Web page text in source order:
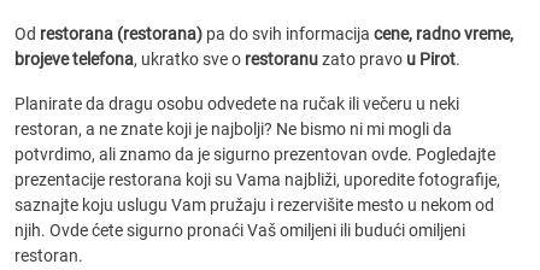
Od restorana (restorana) pa do svih informacija cene, radno vreme,
brojeve telefona, ukratko sve o restoranuzato pravo u Pirot.
Planirate da dragu osobu odvedete na ručak ili večeru u neki
restoran, a ne znate koji je najbolji? Ne bismo ni mi mogli da
potvrdimo, ali znamo da je sigurno prezentovan ovde. Pogledajte
prezentacije restorana koji su Vama najbliži, uporedite fotografije,
saznajte koju uslugu Vam pružaju i rezervišite mesto u nekom od
njih. Ovde ćete sigurno pronaći Vaš omiljeni ili budući omiljeni
restoran.